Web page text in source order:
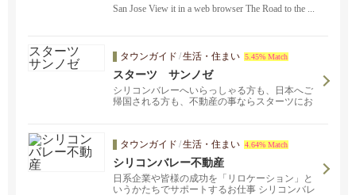
San Jose View it in a web browser The Road to the ...
タウンガイド /生活・住まい 5.45% Match
スターツ サンノゼ
シリコンバレーへいらっしゃる方も、日本へご
帰国される方も、不動産の事ならスターツにお
タウンガイド /生活・住まい 4.64% Match
シリコンバレー不動産
日系企業や皆様の成功を「リロケーション」と
いうかたちでサポートするお仕事 シリコンバレ